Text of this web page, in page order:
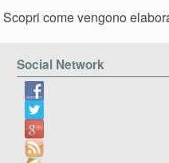
Scopri come vengono
Social Network